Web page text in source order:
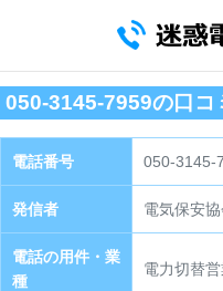
050-3145-7959の口コ
電話番号 050-3145-
発信者 電気保安協
電話の用件・業
種
電力切替営